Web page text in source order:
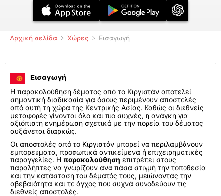
Αρχική σελίδα Χώρες Εισαγωγή
Εισαγωγή
Η παρακολούθηση δέματος από το Κιργιστάν αποτελεί
σημαντική διαδικασία για όσους περιμένουν αποστολές
από αυτή τη χώρα της Κεντρικής Ασίας. Καθώς οι διεθνείς
μεταφορές γίνονται όλο και πιο συχνές, η ανάγκη για
αξιόπιστη ενημέρωση σχετικά με την πορεία του δέματος
αυξάνεται διαρκώς.
Οι αποστολές από το Κιργιστάν μπορεί να περιλαμβάνουν
εμπορεύματα, προσωπικά αντικείμενα ή επιχειρηματικές
παραγγελίες. Η παρακολούθηση επιτρέπει στους
παραλήπτες να γνωρίζουν ανά πάσα στιγμή την τοποθεσία
και την κατάσταση του δέματός τους, μειώνοντας την
αβεβαιότητα και το άγχος που συχνά συνοδεύουν τις
διεθνείς αποστολές.